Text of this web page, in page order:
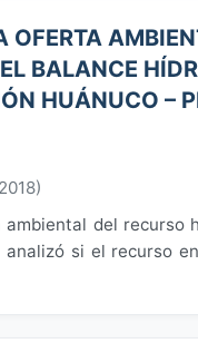
BALANCE
HUÁNUCO –
2018)
del recurso
si el recurso